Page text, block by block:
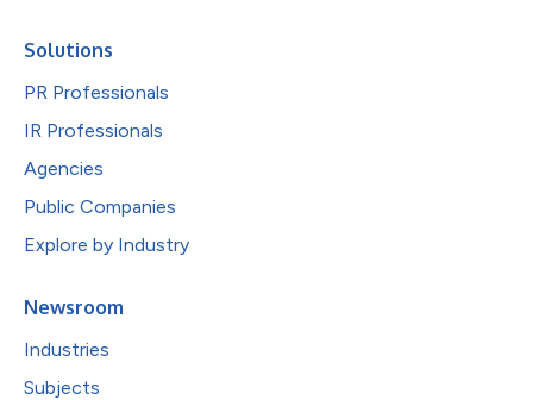
Solutions
PR Professionals
IR Professionals
Agencies
Public Companies
Explore by Industry
Newsroom
Industries
Subjects